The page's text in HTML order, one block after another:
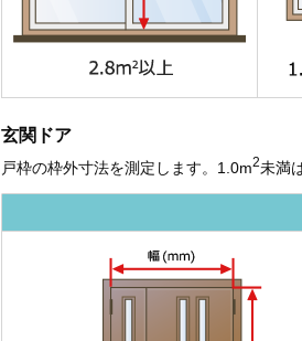
玄関ドア
戸枠の枠外寸法を測定します。1.0m2未満